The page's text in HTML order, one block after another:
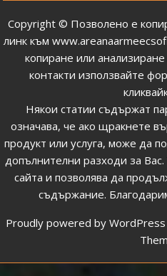
Copyright © Позволено е
линк към
копиране или
контакти използвайте
Някои статии съдържат
означава, че ако щракнете
продукт или услуга, може да
допълнителни разходи за
сайта и позволява да
съдържание.
Proudly powered by WordPress